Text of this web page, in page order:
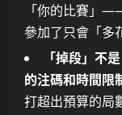
「你的比賽」
參加了只會「多
「掉段」不
的注碼和時間限
打超出預算的局